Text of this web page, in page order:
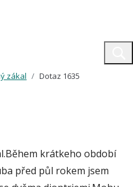
zákal Dotaz 1635
krátkeho období
před půl rokem jsem